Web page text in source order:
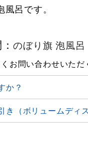
呂です。
のぼり旗 泡風
お問い合わせいただ
か？
き（ボリュームディ